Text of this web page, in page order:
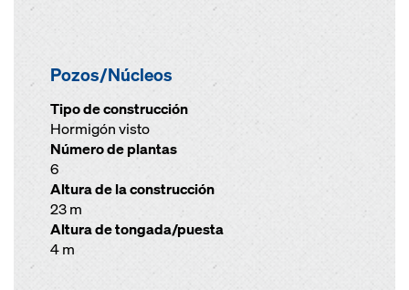
Pozos/Núcleos
Tipo de construcción
Hormigón visto
Número de plantas
6
Altura de la construcción
23 m
Altura de tongada/puesta
4 m